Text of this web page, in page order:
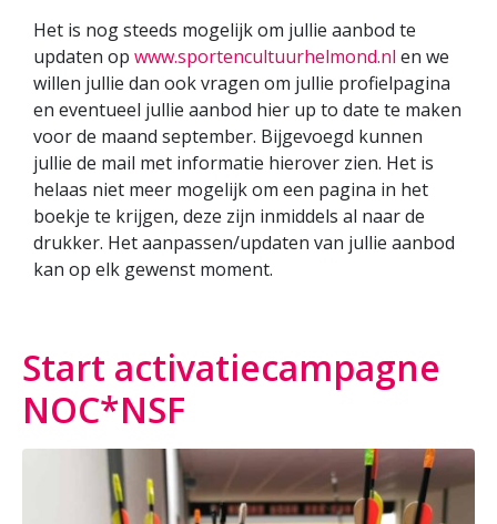
Het is nog steeds mogelijk om jullie aanbod te
updaten op www.sportencultuurhelmond.nl en we
willen jullie dan ook vragen om jullie profielpagina
en eventueel jullie aanbod hier up to date te maken
voor de maand september. Bijgevoegd kunnen
jullie de mail met informatie hierover zien. Het is
helaas niet meer mogelijk om een pagina in het
boekje te krijgen, deze zijn inmiddels al naar de
drukker. Het aanpassen/updaten van jullie aanbod
kan op elk gewenst moment.
Start activatiecampagne
NOC*NSF